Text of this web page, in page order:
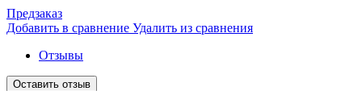
Предзаказ
Добавить в сравнение Удалить из сравнения
Отзывы
Оставить отзыв